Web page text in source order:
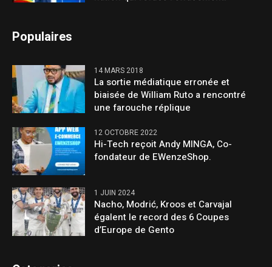
Populaires
14 MARS 2018
La sortie médiatique erronée et
biaisée de William Ruto a rencontré
une farouche réplique
12 OCTOBRE 2022
Hi-Tech reçoit Andy MINGA, Co-
fondateur de EWenzeShop.
1 JUIN 2024
Nacho, Modrić, Kroos et Carvajal
égalent le record des 6 Coupes
d’Europe de Gento